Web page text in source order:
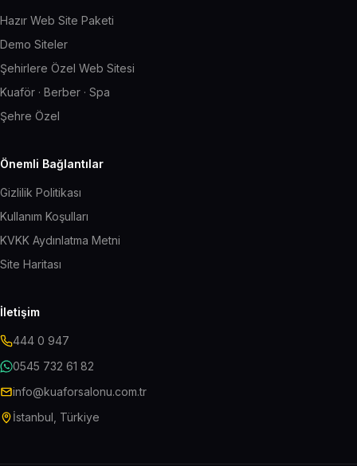
Hazır Web Site Paketi
Demo Siteler
Şehirlere Özel Web Sitesi
Kuaför · Berber · Spa
Şehre Özel
Önemli Bağlantılar
Gizlilik Politikası
Kullanım Koşulları
KVKK Aydınlatma Metni
Site Haritası
İletişim
444 0 947
0545 732 61 82
info@kuaforsalonu.com.tr
İstanbul, Türkiye